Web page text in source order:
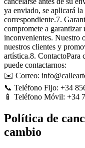
ya enviado, se aplicará
correspondiente.7.
compromete a garantizar
inconvenientes. Nuestro
nuestros clientes y
artística.8. ContactoPara
puede contactarnos:
✉️ Correo:
📞 Teléfono Fijo: +34
📱 Teléfono Móvil: +34
Política de
cambio